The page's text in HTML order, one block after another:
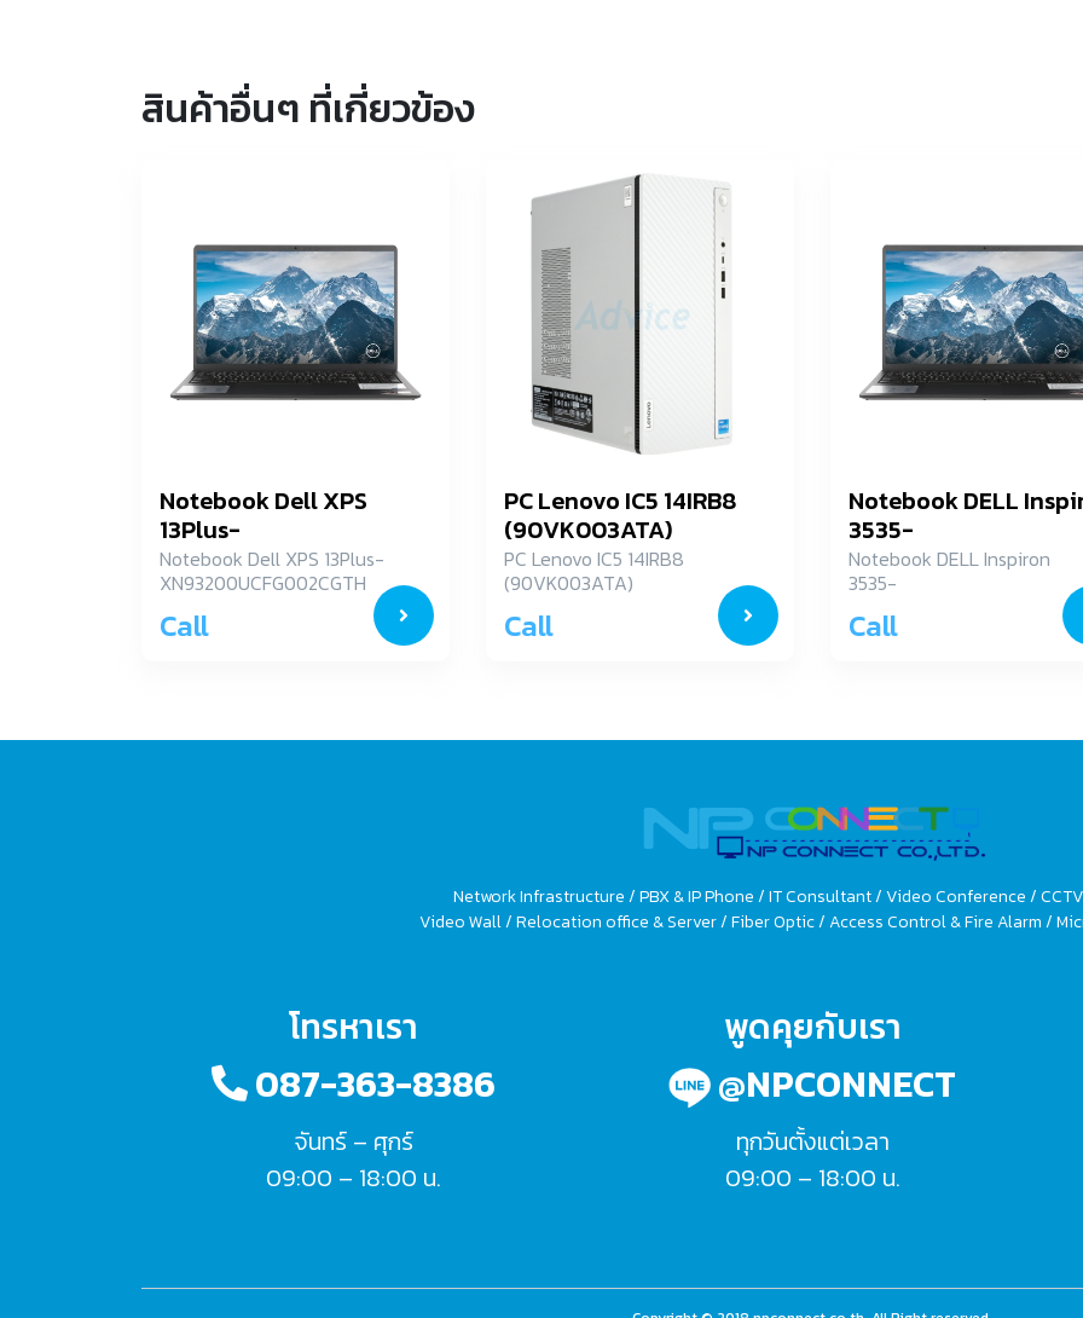
สินค้าอื่นๆ ที่เกี่ยวข้อง
Notebook Dell XPS
13Plus-
XN93200UCFG002CGTH
Notebook Dell XPS 13Plus-
XN93200UCFG002CGTH
Call
PC Lenovo IC5 14IRB8
(90VK003ATA)
PC Lenovo IC5 14IRB8
(90VK003ATA)
Call
Notebook DELL
3535-
Notebook DELL Inspiron
3535-
Call
Network Infrastructure / PBX & IP Phone / IT Consultant / Video Conference /
Video Wall / Relocation office & Server / Fiber Optic / Access Control & Fire Alarm /
โทรหาเรา
087-363-8386
จันทร์ – ศุกร์
09:00 – 18:00 น.
พูดคุยกับเรา
@NPCONNECT
ทุกวันตั้งแต่เวลา
09:00 – 18:00 น.